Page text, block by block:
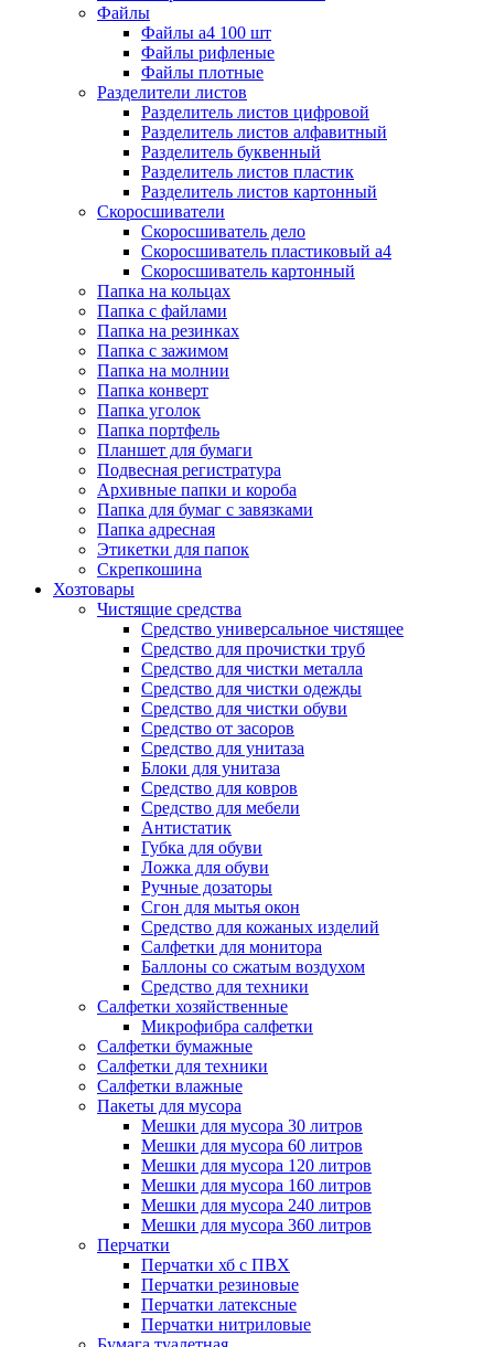
Файлы
Файлы а4 100 шт
Файлы рифленые
Файлы плотные
Разделители листов
Разделитель листов цифровой
Разделитель листов алфавитный
Разделитель буквенный
Разделитель листов пластик
Разделитель листов картонный
Скоросшиватели
Скоросшиватель дело
Скоросшиватель пластиковый а4
Скоросшиватель картонный
Папка на кольцах
Папка с файлами
Папка на резинках
Папка с зажимом
Папка на молнии
Папка конверт
Папка уголок
Папка портфель
Планшет для бумаги
Подвесная регистратура
Архивные папки и короба
Папка для бумаг с завязками
Папка адресная
Этикетки для папок
Скрепкошина
Хозтовары
Чистящие средства
Средство универсальное чистящее
Средство для прочистки труб
Средство для чистки металла
Средство для чистки одежды
Средство для чистки обуви
Средство от засоров
Средство для унитаза
Блоки для унитаза
Средство для ковров
Средство для мебели
Антистатик
Губка для обуви
Ложка для обуви
Ручные дозаторы
Сгон для мытья окон
Средство для кожаных изделий
Салфетки для монитора
Баллоны со сжатым воздухом
Средство для техники
Салфетки хозяйственные
Микрофибра салфетки
Салфетки бумажные
Салфетки для техники
Салфетки влажные
Пакеты для мусора
Мешки для мусора 30 литров
Мешки для мусора 60 литров
Мешки для мусора 120 литров
Мешки для мусора 160 литров
Мешки для мусора 240 литров
Мешки для мусора 360 литров
Перчатки
Перчатки хб с ПВХ
Перчатки резиновые
Перчатки латексные
Перчатки нитриловые